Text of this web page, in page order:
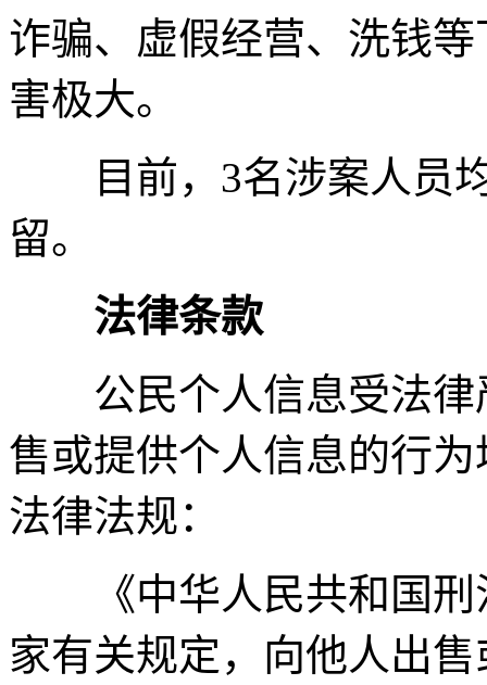
诈骗、虚假经营、洗钱
害极大。
目前，3名涉案人员均
留。
法律条款
公民个人信息受法律
售或提供个人信息的行
法律法规：
《中华人民共和国刑
家有关规定，向他人出